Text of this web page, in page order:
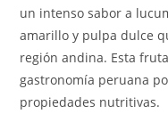
un intenso sabor a
amarillo y pulpa dulce
región andina. Esta
gastronomía peruana
propiedades nutritivas.